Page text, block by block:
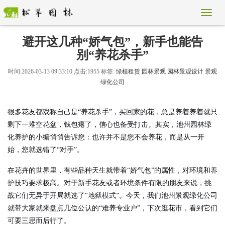
避开这几种“娇气包”，新手也能告
别“养花杀手”
时间:2026-03-13 09:33:10 点击:1955 标签: 绿植租赁 园林景观 园林景观设计 景观
绿化公司
很多花友都戏称自己是“养花杀手”，买回家的花，总是养着养着就只
剩下一堆空花盆，钱包瘪了，信心也备受打击。其实， 池州园林绿
化养护的小编悄悄告诉您：也许并不是您不会养花，而是从一开
始，您就选错了“对手”。
在花卉的世界里，有些品种天生就带着“娇气包”的属性，对环境和养
护技巧要求极高。对于新手花友或者环境条件有限的朋友来说，挑
战它们无异于开局就选了“地狱模式”。今天，我们池州景观绿化公司
就带大家就来盘点几位公认的“难养专业户”，下次逛花市，看到它们
可要三思而后行了。